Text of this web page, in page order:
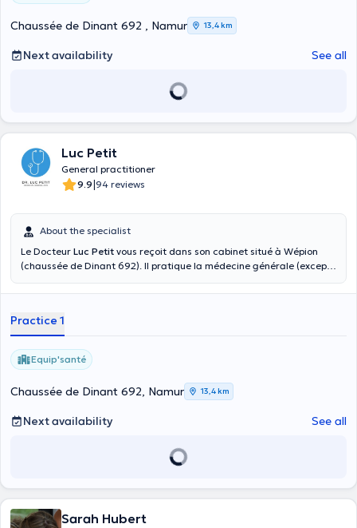
Chaussée de Dinant 692 , Namur 13,4 km
Next availability See all
Luc Petit
General practitioner
9.9|94 reviews
About the specialist
Le Docteur Luc Petit vous reçoit dans son cabinet situé à Wépion
(chaussée de Dinant 692). Il pratique la médecine générale (excepté
d'ouverture:Lundi 9h40-12h & 16h40-19hMardi 9h40-12h & 16h40-
19hDes visites à domiciles sont également organisées si nécessaire.
Practice 1
Equip'santé
Chaussée de Dinant 692, Namur 13,4 km
Next availability See all
Sarah Hubert